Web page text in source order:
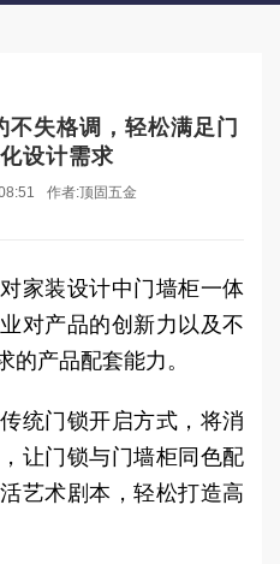
失格调，轻松满足门
设计需求
作者:顶固五金
家装设计中门墙柜一体
对产品的创新力以及不
的产品配套能力。
统门锁开启方式，将消
让门锁与门墙柜同色配
艺术剧本，轻松打造高